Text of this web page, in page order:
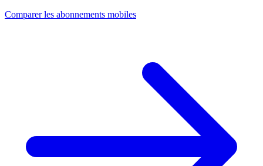
Comparer les abonnements mobiles